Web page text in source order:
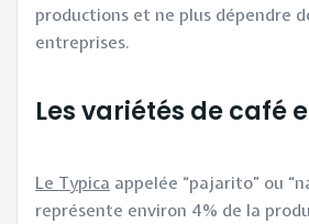
productions et ne plus dépendre
entreprises.
Les variétés de café
Le Typica appelée “pajarito” ou
représente environ 4% de la